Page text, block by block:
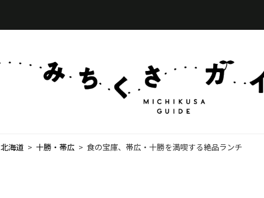
北海道 > 十勝・帯広 > 食の宝庫、帯広・十勝を満喫する絶品ランチ